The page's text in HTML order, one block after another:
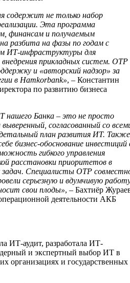
содержит не только набор
Эта программа
финансам и получаемым
разбита на фазы по годам с
ИТ-инфраструктуры для
прикладных систем. ОТР
и «авторский надзор» за
в Hamkorbank», – Константин
по развитию бизнеса
нашего Банка – это не просто
согласованный со
детальный план развития ИТ. Также
бизнес-обоснование инвестиций
гибкого управления
расстановки приоритетов в
задач. Специалисты ОТР
серьезную и вдумчивую
свои плоды», – Бахтиёр
деятельности АКБ
ИТ-аудит, разработала ИТ-
и экспертный выбор ИТ в
организациях и государственных